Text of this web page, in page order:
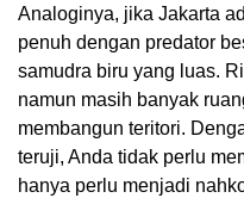
Analoginya, jika Jakarta
penuh dengan predator
samudra biru yang luas.
namun masih banyak
membangun teritori.
teruji, Anda tidak perlu
hanya perlu menjadi